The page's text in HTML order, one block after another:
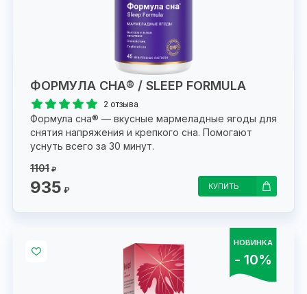
ФОРМУЛА СНА® / SLEEP FORMULA
2 отзыва
Формула сна® — вкусные мармеладные ягоды для
снятия напряжения и крепкого сна. Помогают
уснуть всего за 30 минут.
1101 ₽
935 ₽ КУПИТЬ
НОВИНКА
- 10%